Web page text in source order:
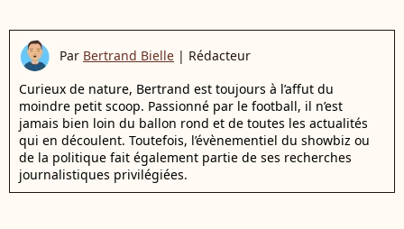
Par Bertrand Bielle | Rédacteur
Curieux de nature, Bertrand est toujours à l’affut du
moindre petit scoop. Passionné par le football, il n’est
jamais bien loin du ballon rond et de toutes les actualités
qui en découlent. Toutefois, l’évènementiel du showbiz ou
de la politique fait également partie de ses recherches
journalistiques privilégiées.